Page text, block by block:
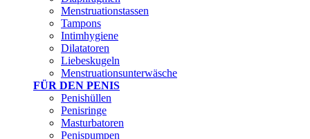
Menstruationstassen
Tampons
Intimhygiene
Dilatatoren
Liebeskugeln
Menstruationsunterwäsche
FÜR DEN PENIS
Penishüllen
Penisringe
Masturbatoren
Penispumpen